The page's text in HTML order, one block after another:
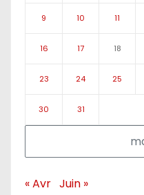
9 10 11
16 17 18
23 24 25
30 31
« Avr Juin »